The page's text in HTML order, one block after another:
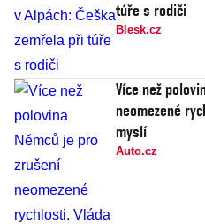
túře s rodiči
Blesk.cz
Více než
neomezené
myslí
Auto.cz